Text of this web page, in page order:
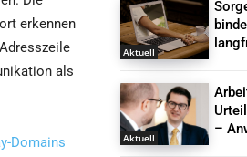
erkennen
als
Domains
Aktuell
Aktuell
–